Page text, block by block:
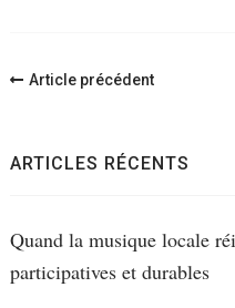
Navigation
Article précédent
ARTICLES RÉCENTS
Quand la musique locale
participatives et durables